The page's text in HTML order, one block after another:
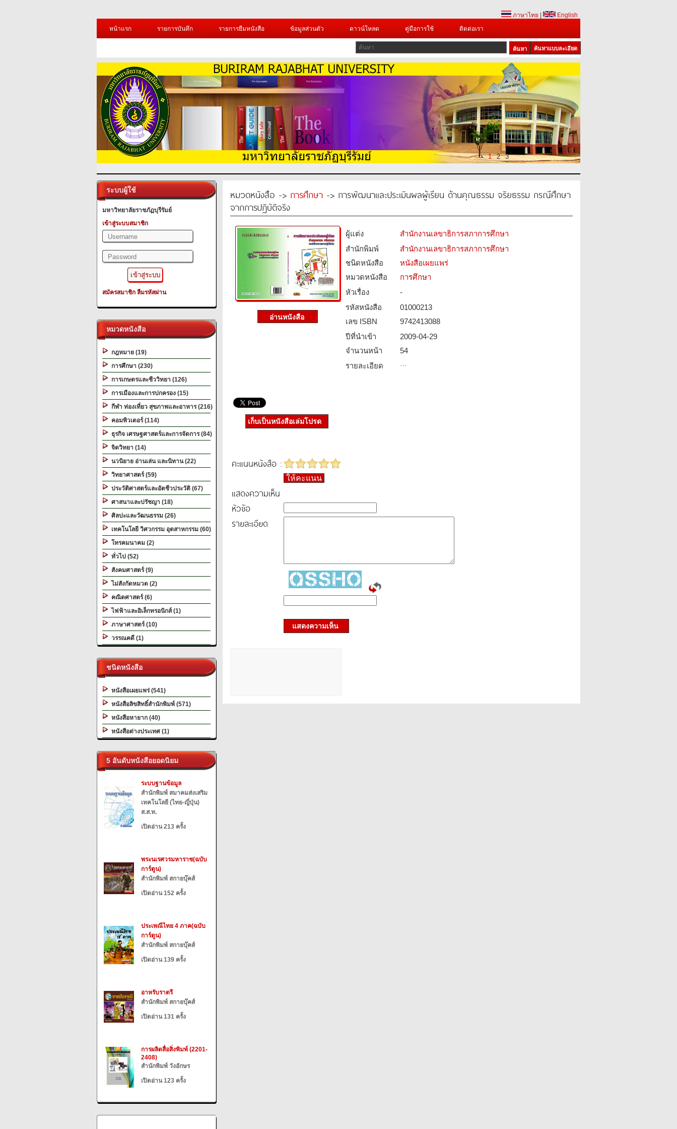
ภาษาไทย
English
หน้าแรก
รายการบันทึก รายการยืมหนังสือ ข้อมูลส่วนตัว ดาวน์โหลด คู่มือการใช้ ติดต่อเรา
ค้นหาแบบละเอียด
1 2 3
ระบบผู้ใช้
มหาวิทยาลัยราชภัฏบุรีรัมย์
เข้าสู่ระบบสมาชิก
สมัครสมาชิก ลืมรหัสผ่าน
หมวดหนังสือ
กฎหมาย (19)
การศึกษา (230)
การเกษตรและชีววิทยา (126)
การเมืองและการปกครอง (15)
กีฬา ท่องเที่ยว สุขภาพและอาหาร (216)
คอมพิวเตอร์ (114)
ธุรกิจ เศรษฐศาสตร์และการจัดการ (84)
จิตวิทยา (14)
นวนิยาย อ่านเล่น และนิทาน (22)
วิทยาศาสตร์ (59)
ประวัติศาสตร์และอัตชีวประวัติ (67)
ศาสนาและปรัชญา (18)
ศิลปะและวัฒนธรรม (26)
เทคโนโลยี วิศวกรรม อุตสาหกรรม (60)
โทรคมนาคม (2)
ทั่วไป (52)
สังคมศาสตร์ (9)
ไม่สังกัดหมวด (2)
คณิตศาสตร์ (6)
ไฟฟ้าและอิเล็กทรอนิกส์ (1)
ภาษาศาสตร์ (10)
วรรณคดี (1)
ชนิดหนังสือ
หนังสือเผยแพร่ (541)
หนังสือลิขสิทธิ์สำนักพิมพ์ (571)
หนังสือหายาก (40)
หนังสือต่างประเทศ (1)
5 อันดับหนังสือยอดนิยม
ระบบฐานข้อมูล
สำนักพิมพ์ สมาคมส่งเสริม
เทคโนโลยี (ไทย-ญี่ปุ่น)
ส.ส.ท.
เปิดอ่าน 213 ครั้ง
พระนเรศวรมหาราช(ฉบับ
การ์ตูน)
สำนักพิมพ์ สกายบุ๊คส์
เปิดอ่าน 152 ครั้ง
ประเพณีไทย 4 ภาค(ฉบับ
การ์ตูน)
สำนักพิมพ์ สกายบุ๊คส์
เปิดอ่าน 139 ครั้ง
อาหรับราตรี
สำนักพิมพ์ สกายบุ๊คส์
เปิดอ่าน 131 ครั้ง
การผลิตสื่อสิ่งพิมพ์ (2201-
2408)
สำนักพิมพ์ วังอักษร
เปิดอ่าน 123 ครั้ง
หมวดหนังสือ -> การศึกษา -> การพัฒนาและประเมินผลผู้เรียน ด้านคุณธรรม จริยธรรม กรณีศึกษา
จากการปฏิบัติจริง
ผู้แต่ง
สำนักงานเลขาธิการสภาการศึกษา
สำนักพิมพ์
สำนักงานเลขาธิการสภาการศึกษา
ชนิดหนังสือ­
หนังสือเผยแพร่
หมวดหนังสือ­
การศึกษา
หัวเรื่อง
-
รหัสหนังสือ­
01000213
เลข ISBN
9742413088
ปีที่นำเข้า
2009-04-29
จำนวนหน้า
54
รายละเอียด
…
เก็บเป็นหนังสือเล่มโปรด
คะแนนหนังสือ :
ให้คะแนน
แสดงความเห็น
หัวข้อ
รายละเอียด
แสดงความเห็น